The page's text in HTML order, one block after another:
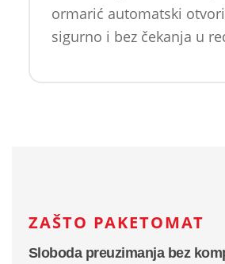
ormarić automatski
sigurno i bez čekanja u
ZAŠTO PAKETOMAT
Sloboda preuzimanja bez